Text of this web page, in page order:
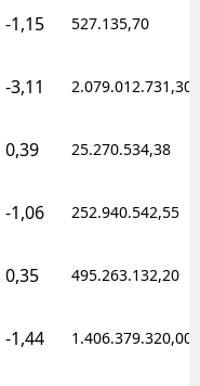
-1,15 527.135,70
-3,11 2.079.012.731,30
0,39 25.270.534,38
-1,06 252.940.542,55
0,35 495.263.132,20
-1,44 1.406.379.320,00